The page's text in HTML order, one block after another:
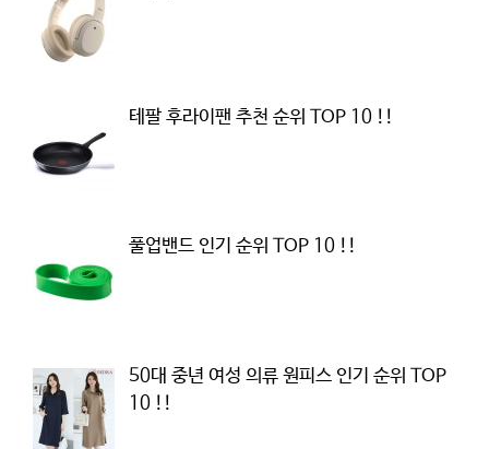
테팔 후라이팬 추천 순위 TOP 10 !!
풀업밴드 인기 순위 TOP 10 !!
50대 중년 여성 의류 원피스 인기 순위 TOP
10 !!